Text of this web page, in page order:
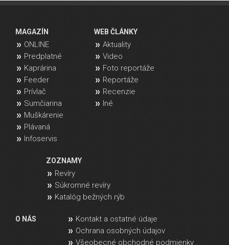
MAGAZÍN
ONLINE
Predplatné
Kaprárina
Feeder
Prívlač
Sumčiarina
Muškárenie
Plávaná
Infoservis
WEB ČLÁNKY
Aktuality
Video
Foto reportáže
Reportáže
Recenzie
Iné
ZOZNAMY
Revíry
Súkromné revíry
Katalóg bežných rýb
O NÁS
Kontakt a ostatné údaje
Ochrana osobných údajov
Všeobecné obchodné podmienky